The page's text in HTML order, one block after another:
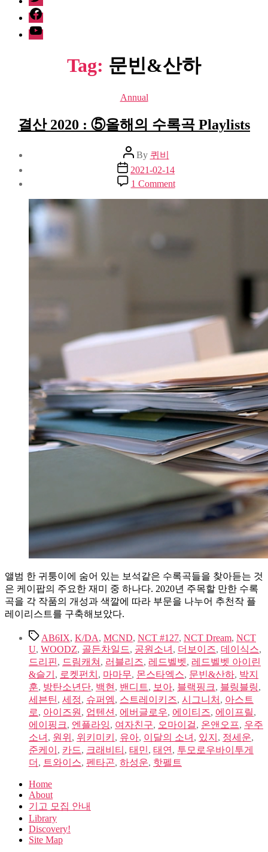
facebook
Youtube
Tag: 문빈&산하
Categories
Annual
결산 2020 : ⑤올해의 수록곡 Playlists
Post
author
By 퀴비
Post
date
2021-02-14
1 Commenton
결
Playlists
앨범 한 귀퉁이에 숨어 있는 보석같은 수록곡들을 찾아듣는 것
은 케이팝의 주요한 재미 중 하나다. 2020년 주목할 만한 수록
곡을 각 작품의 개성과 색깔에 따라 부문을 나누어 추천작 플
레이리스트를 구축해보았다.
TagsAB6IX, K/DA, MCND, NCT #127, NCT Dream, NCT
U, WOODZ, 골든차일드, 공원소녀 , 더보이즈, 데이식스,
드리핀, 드림캐쳐 , 러블리즈, 레드벨벳, 레드벨벳 아이린
&슬기 , 로켓펀치 , 마마무, 몬스타엑스, 문빈&산하, 박지
훈, 방탄소년단, 백현 , 밴디트, 보아, 블랙핑크, 블링블링,
세븐틴, 세정, 슈퍼엠, 스트레이키즈, 시그니처 , 아스트
로, 아이즈원 , 업텐션 , 에버글로우, 에이티즈, 에이프릴,
에이핑크, 엔플라잉, 여자친구, 오마이걸, 온앤오프, 우주
소녀 , 원위 , 위키미키 , 유아, 이달의 소녀 , 있지 , 정세운,
준케이 , 카드, 크래비티 , 태민, 태연 , 투모로우바이투게
더 , 트와이스, 펜타곤, 하성운, 핫펠트
Home
About
기고 모집 안내
Library
Discovery!
Site Map